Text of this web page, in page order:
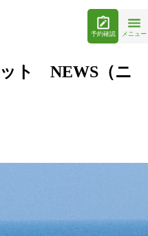
予約確認 メニュー
ット NEWS（ニ